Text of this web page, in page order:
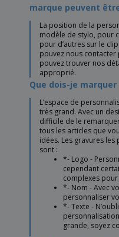
marque peuvent
La position de la
modèle de stylo, pour
pour d’autres sur le
pouvez nous
pouvez trouver nos
approprié.
Que dois-je marquer
L’espace de
très grand. Avec un
difficile de le
tous les articles que
idées. Les gravures
sont :
*- Logo -
cependant
complexes
*- Nom - Avec
personnaliser
*- Texte -
grande, soyez